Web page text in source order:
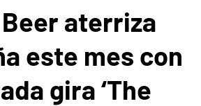
aterriza
este mes con
gira ‘The